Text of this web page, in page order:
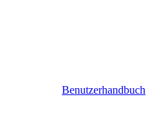
Benutzerhandbuch